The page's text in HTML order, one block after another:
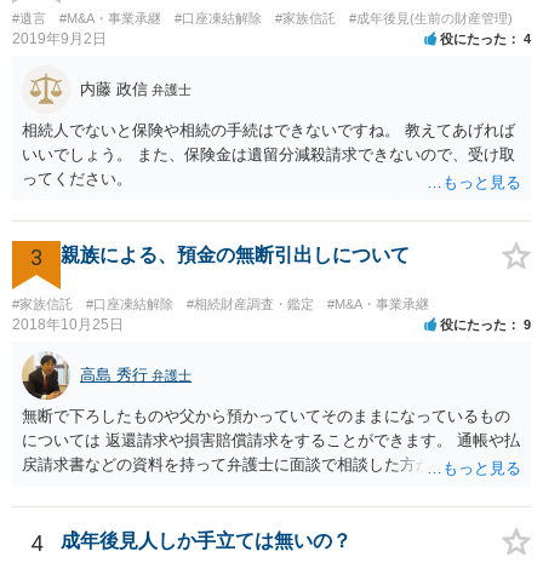
とを伺わせる事情をどれだけ積み重ねることが出来るか、というとこ
ろとなります。 返済の事実や、返済を約束するメール等です。 金額の
おく方が宜しいかと思います。 緊急という訳ではないかと思います
が、事前準備が早い方が有効な手段が増える傾向にありますので、早
目に弁護士を入れられることを御検討頂くと良いかと思います。
#遺言 #M&A・事業承継 #口座凍結解除 #家族信託 #成年後見(生前の財産管理)
2019年9月2日 役にたった 4
内藤 政信 弁護士
相続人でないと保険や相続の手続はできないですね。 教えてあげれば
いいでしょう。 また、保険金は遺留分減殺請求できないので、受け取
ってください。
3 親族による、預金の無断引出しについて
#家族信託 #口座凍結解除 #相続財産調査・鑑定 #M&A・事業承継
2018年10月25日 役にたった 9
高島 秀行 弁護士
無断で下ろしたものや父から預かっていてそのままになっているもの
については 返還請求や損害賠償請求をすることができます。 通帳や払
戻請求書などの資料を持って弁護士に面談で相談した方がよいと思い
4 成年後見人しか手立ては無いの？